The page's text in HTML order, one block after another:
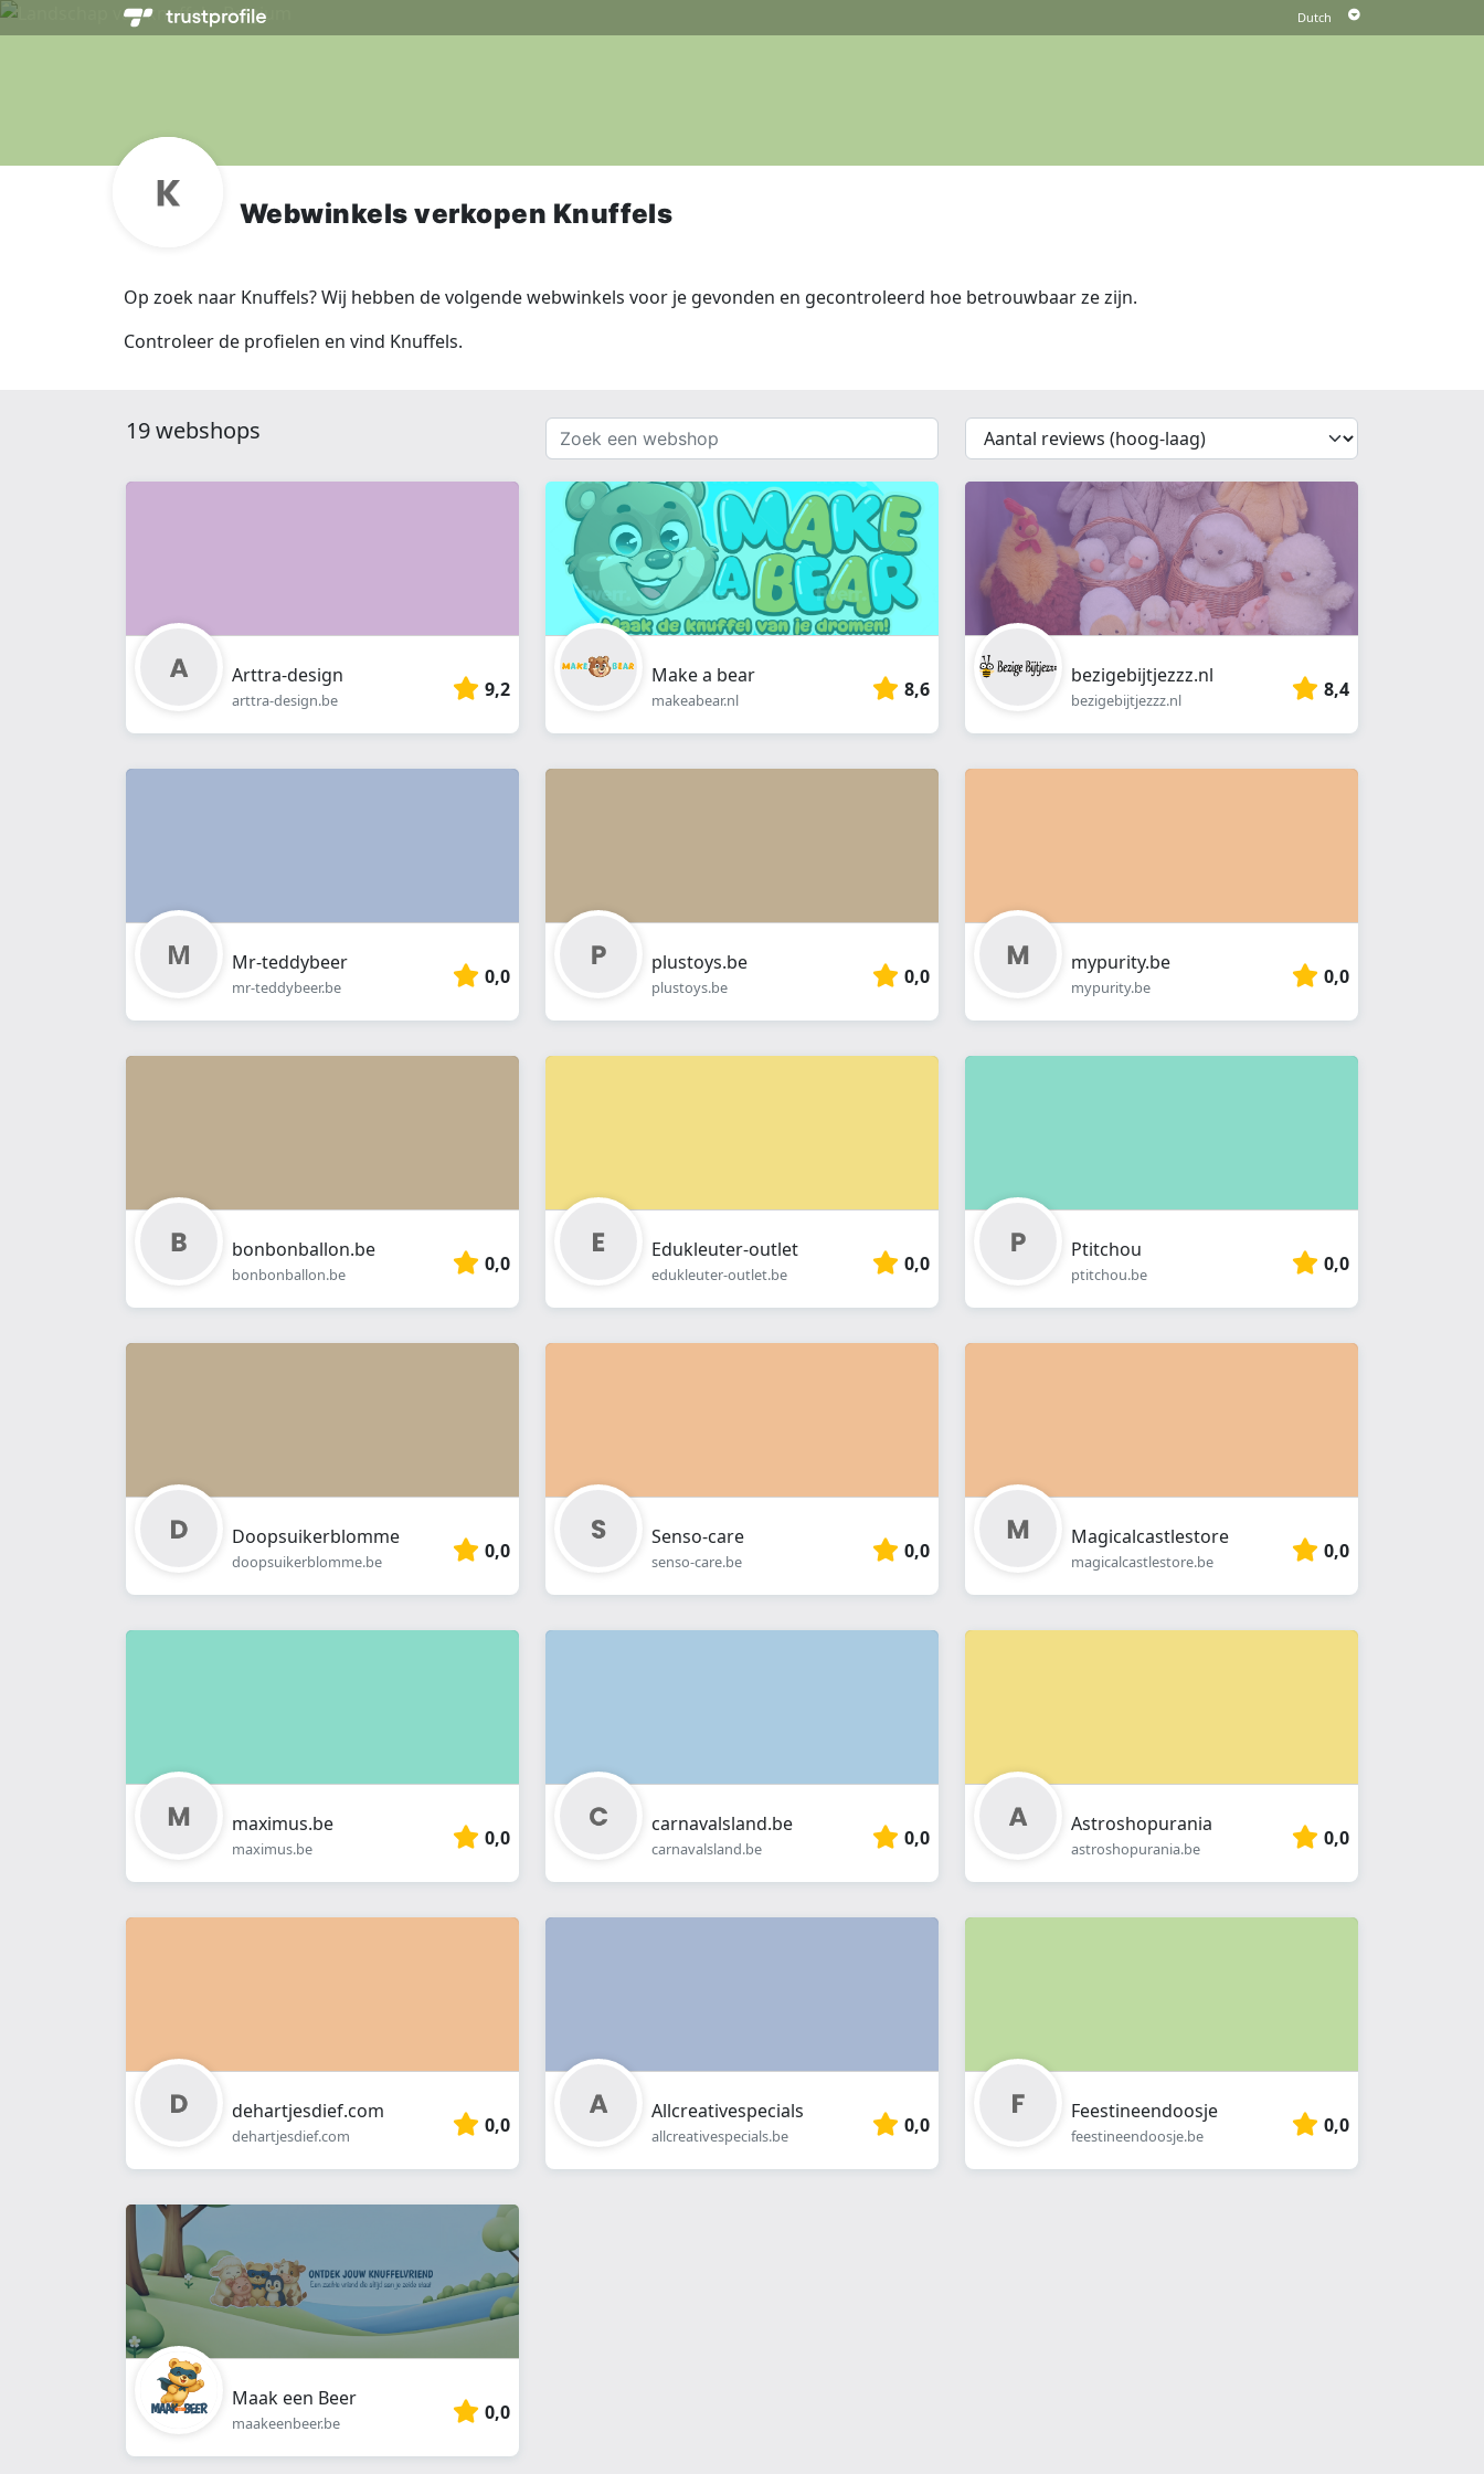
Webwinkels verkopen Knuffels
Op zoek naar Knuffels? Wij hebben de volgende webwinkels voor je gevonden en gecontroleerd hoe betrouwbaar ze zijn.
Controleer de profielen en vind Knuffels.
19 webshops
Zoek
een
webshop
{{
__('Sort')
}}
Arttra-design
arttra-design.be 9,2
Make a bear
makeabear.nl 8,6
bezigebijtjezzz.nl
bezigebijtjezzz.nl 8,4
Mr-teddybeer
mr-teddybeer.be 0,0
plustoys.be
plustoys.be 0,0
mypurity.be
mypurity.be 0,0
bonbonballon.be
bonbonballon.be 0,0
Edukleuter-outlet
edukleuter-outlet.be 0,0
Ptitchou
ptitchou.be 0,0
Doopsuikerblomme
doopsuikerblomme.be 0,0
Senso-care
senso-care.be 0,0
Magicalcastlestore
magicalcastlestore.be 0,0
maximus.be
maximus.be 0,0
carnavalsland.be
carnavalsland.be 0,0
Astroshopurania
astroshopurania.be 0,0
dehartjesdief.com
dehartjesdief.com 0,0
Allcreativespecials
allcreativespecials.be 0,0
Feestineendoosje
feestineendoosje.be 0,0
Maak een Beer
maakeenbeer.be 0,0